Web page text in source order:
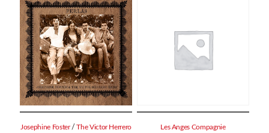
Josephine Foster /The Victor Herrero
Les Anges Compagnie